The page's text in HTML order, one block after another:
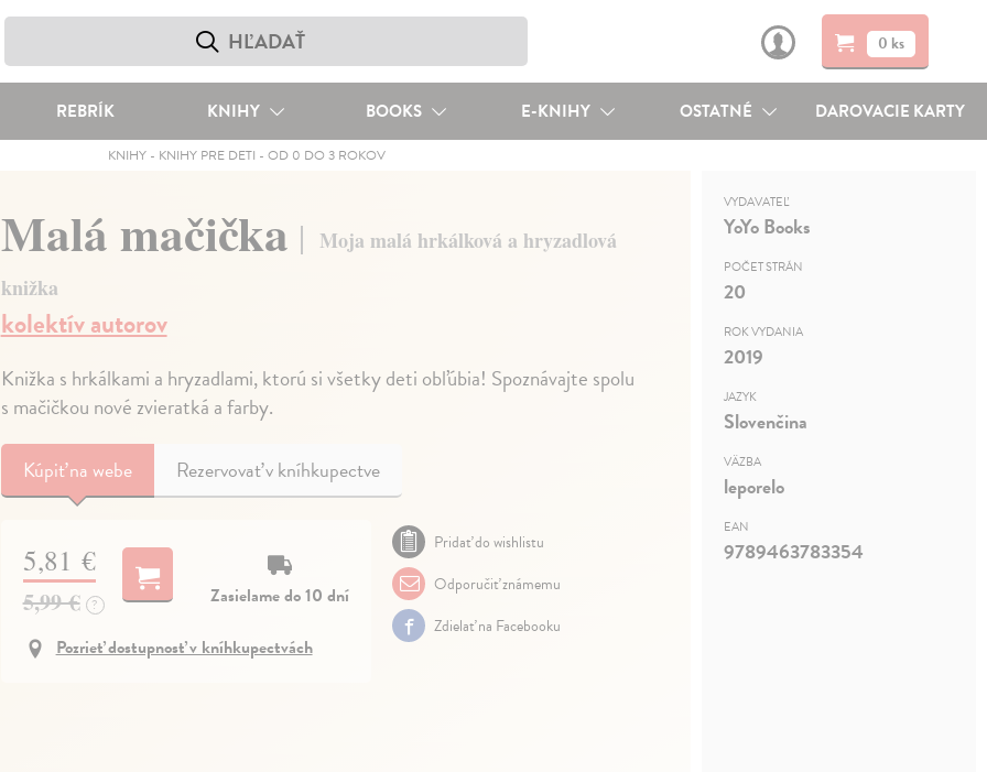
0 ks
REBRÍK KNIHY BOOKS E-KNIHY OSTATNÉ DAROVACIE KARTY
KNIHY- KNIHY PRE DETI - OD 0 DO 3 ROKOV
Malá mačička
Moja malá hrkálková a hryzadlová
knižka
kolektív autorov
Knižka s hrkálkami a hryzadlami, ktorú si všetky deti obľúbia! Spoznávajte spolu
s mačičkou nové zvieratká a farby.
Kúpiťna webe Rezervovať v kníhkupectve
5,81 €
5,99 € ?
Zasielame do 10 dní
Pozrieť dostupnosť v kníhkupectvách
Pridať do wishlistu
Odporučiť známemu
Zdielať na Facebooku
VYDAVATEĽ
YoYo Books
POČET STRÁN
20
ROK VYDANIA
2019
JAZYK
Slovenčina
VÄZBA
leporelo
EAN
9789463783354